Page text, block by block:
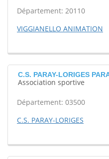
Département: 20110
VIGGIANELLO ANIMATION
C.S. PARAY-LORIGES
Association sportive
Département: 03500
C.S. PARAY-LORIGES